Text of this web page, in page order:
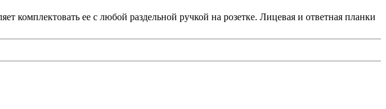
комплектовать ее с любой раздельной ручкой на розетке. Лицевая и ответная планки